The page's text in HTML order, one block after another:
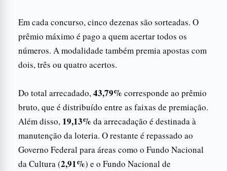
Em cada concurso, cinco dezenas são sorteadas. O
prêmio máximo é pago a quem acertar todos os
números. A modalidade também premia apostas com
dois, três ou quatro acertos.
Do total arrecadado,43,79% corresponde ao prêmio
bruto, que é distribuído entre as faixas de premiação.
Além disso, 19,13% da arrecadação é destinada à
manutenção da loteria. O restante é repassado ao
Governo Federal para áreas como o Fundo Nacional
da Cultura (2,91%) e o Fundo Nacional de